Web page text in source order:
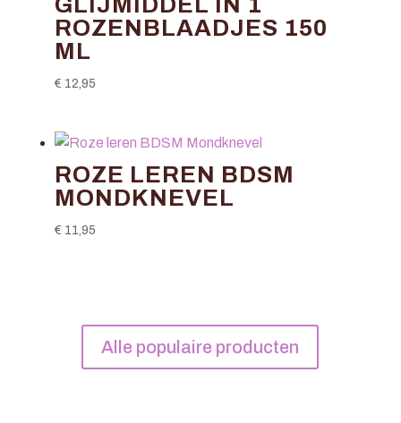
ROZENBLAADJES 150
ML
€ 12,95
ROZE LEREN BDSM
MONDKNEVEL
€ 11,95
Alle populaire producten